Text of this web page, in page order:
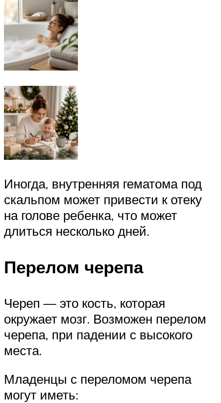
Иногда, внутренняя гематома под
скальпом может привести к отеку
на голове ребенка, что может
длиться несколько дней.
Перелом черепа
Череп — это кость, которая
окружает мозг. Возможен перелом
черепа, при падении с высокого
места.
Младенцы с переломом черепа
могут иметь: